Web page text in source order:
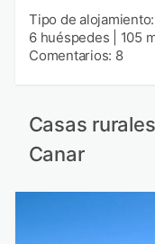
Tipo de
6 huéspedes
105
Comentarios: 8
Casas
Canar